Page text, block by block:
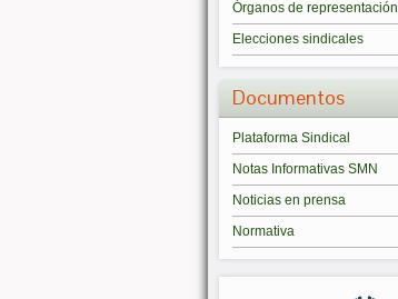
Órganos de representación
Elecciones sindicales
Documentos
Plataforma Sindical
Notas Informativas SMN
Noticias en prensa
Normativa